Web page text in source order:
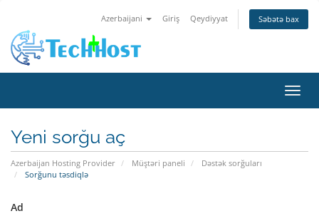
Azerbaijani Giriş Qeydiyyat Səbətə bax
Yeni sorğu aç
Azerbaijan Hosting Provider Müştəri paneli
Dəstək sorğuları
Sorğunu təsdiqlə
Ad